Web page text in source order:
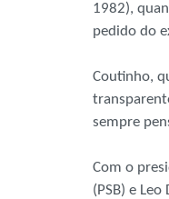
1982),
pedido do
Coutinho,
sempre
Com o
(PSB) e